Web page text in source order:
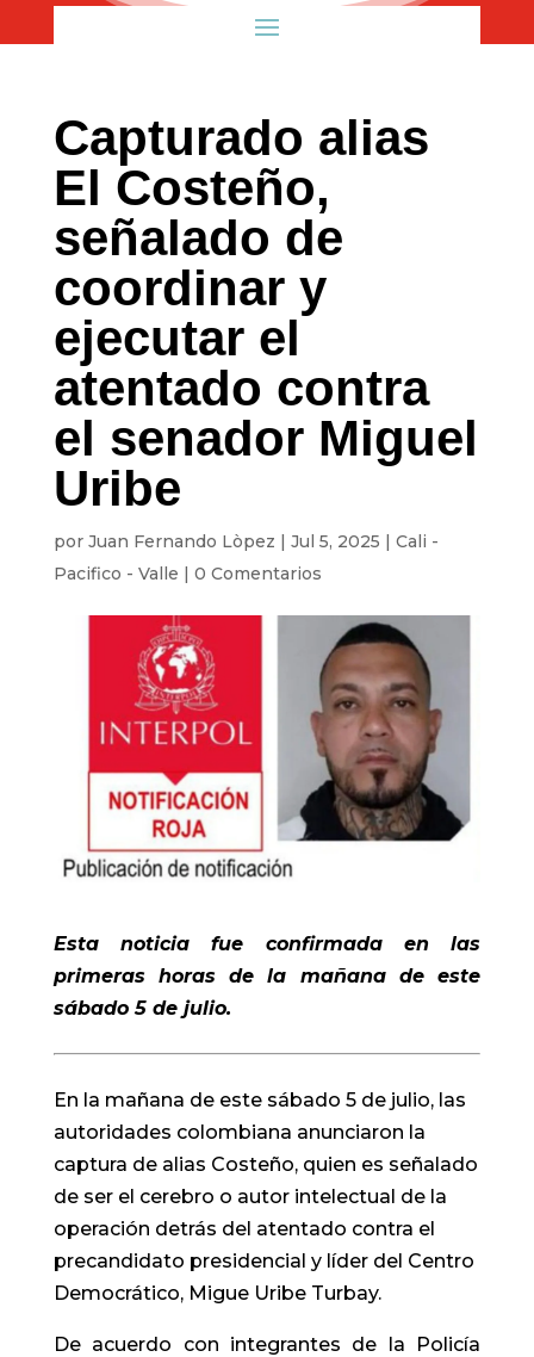
Capturado alias
El Costeño,
señalado de
coordinar y
ejecutar el
atentado contra
el senador Miguel
Uribe
por Juan Fernando Lòpez | Jul 5, 2025 | Cali -
Pacifico - Valle | 0 Comentarios
Esta noticia fue confirmada en las
primeras horas de la mañana de este
sábado 5 de julio.
En la mañana de este sábado 5 de julio, las
autoridades colombiana anunciaron la
captura de alias Costeño, quien es señalado
de ser el cerebro o autor intelectual de la
operación detrás del atentado contra el
precandidato presidencial y líder del Centro
Democrático, Migue Uribe Turbay.
De acuerdo con integrantes de la Policía